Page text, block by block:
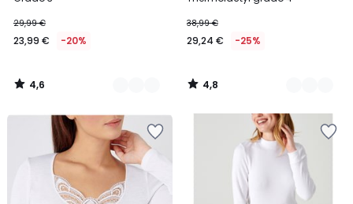
29,99 €
23,99 € -20%
4,6
/
38,99 €
29,24 € -25%
4,8
/